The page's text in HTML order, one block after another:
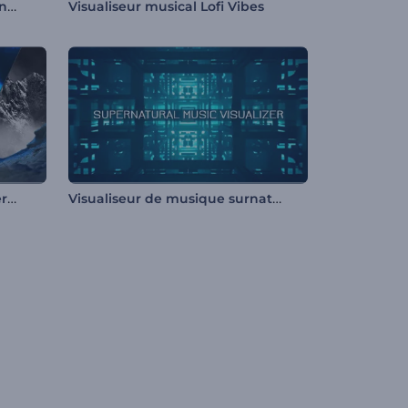
Visualiseur de boucle de tunnel infini Visualiseur musical Lofi Vibes
Visualiseur de musique Observatoire Cosmique Visualiseur de musique surnaturel